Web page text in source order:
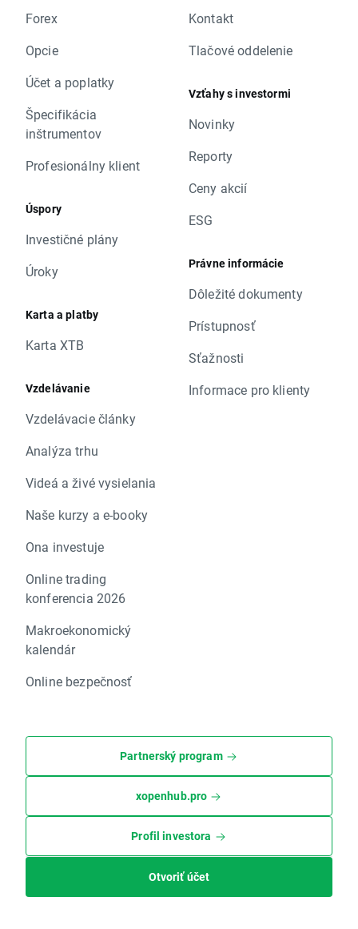
Forex
Opcie
Účet a poplatky
Špecifikácia
inštrumentov
Profesionálny klient
Úspory
Investičné plány
Úroky
Karta a platby
Karta XTB
Vzdelávanie
Vzdelávacie články
Analýza trhu
Videá a živé vysielania
Naše kurzy a e-booky
Ona investuje
Online trading
konferencia 2026
Makroekonomický
kalendár
Online bezpečnosť
Kontakt
Tlačové oddelenie
Vzťahy s investormi
Novinky
Reporty
Ceny akcií
ESG
Právne informácie
Dôležité dokumenty
Prístupnosť
Sťažnosti
Informace pro klienty
Partnerský program
xopenhub.pro
Profil investora
Otvoriť účet